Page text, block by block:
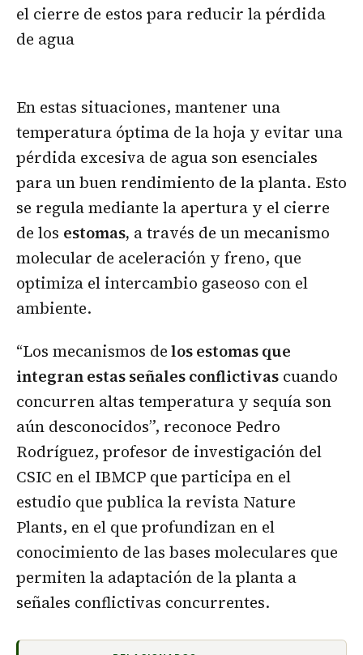
el cierre de estos para reducir la pérdida
de agua
En estas situaciones, mantener una
temperatura óptima de la hoja y evitar una
pérdida excesiva de agua son esenciales
para un buen rendimiento de la planta. Esto
se regula mediante la apertura y el cierre
de los estomas, a través de un mecanismo
molecular de aceleración y freno, que
optimiza el intercambio gaseoso con el
ambiente.
“Los mecanismos delos estomas que
integran estas señales conflictivas cuando
concurren altas temperatura y sequía son
aún desconocidos”, reconoce Pedro
Rodríguez, profesor de investigación del
CSIC en el IBMCP que participa en el
estudio que publica la revista Nature
Plants, en el que profundizan en el
conocimiento de las bases moleculares que
permiten la adaptación de la planta a
señales conflictivas concurrentes.